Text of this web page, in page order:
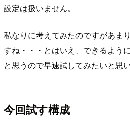
設定は扱いません。
私なりに考えてみたのですがあま
すね・・・とはいえ、できるよう
と思うので早速試してみたいと思
今回試す構成